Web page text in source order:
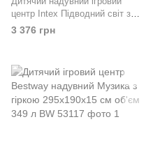
центр Intex Підводний світ з
гіркою 301x193x71см об'єм
381л 56143
3 376 грн